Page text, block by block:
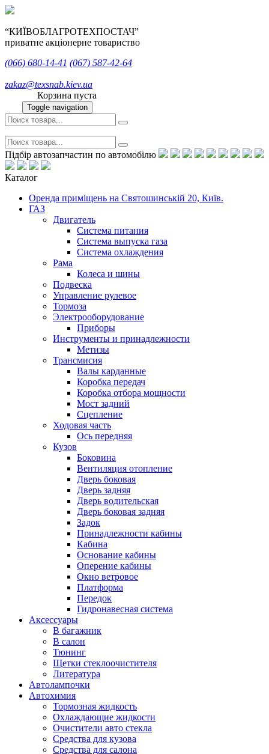
“КИЇВОБЛАГРОТЕХПОСТАЧ”
приватне акціонерне товариство
(066) 680-14-41 (067) 587-42-64
zakaz@texsnab.kiev.ua
Корзина пуста
Toggle navigation
Підбір автозапчастин по автомобілю
Каталог
Оренда приміщень на Святошинській 20, Київ.
ГАЗ
Двигатель
Система питания
Система выпуска газа
Система охлаждения
Рама
Колеса и шины
Подвеска
Управление рулевое
Тормоза
Электрооборудование
Приборы
Инструменты и принадлежности
Метизы
Трансмисия
Валы карданные
Коробка передач
Коробка отбора мощности
Мост задний
Сцепление
Ходовая часть
Ось передняя
Кузов
Боковина
Вентиляция отопление
Дверь боковая
Дверь задняя
Дверь водительская
Дверь боковая задняя
Задок
Принадлежности кабины
Кабина
Основание кабины
Оперение кабины
Окно ветровое
Платформа
Передок
Гидронавесная система
Аксессуары
В багажник
В салон
Тюнинг
Щетки стеклоочистителя
Литература
Автолампочки
Автохимия
Тормозная жидкость
Охлаждающие жидкости
Очистители авто стекла
Средства для кузова
Средства для салона